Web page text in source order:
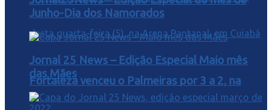
Fortaleza venceu o Palmeiras por 3 a 2, na
Junho-Dia dos Namorados
Jornal 25 News – Edição Especial Maio mês
das Mães